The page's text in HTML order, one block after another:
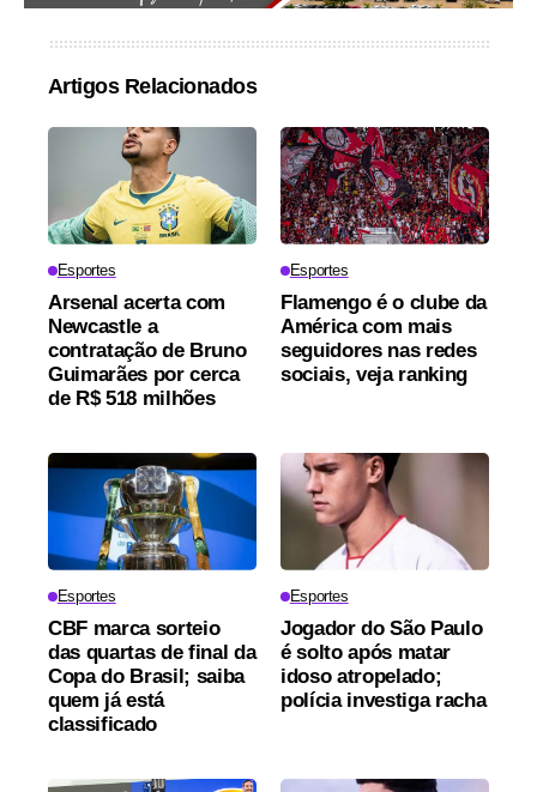
Artigos Relacionados
Esportes
Arsenal acerta com
Newcastle a
contratação de Bruno
Guimarães por cerca
de R$ 518 milhões
Esportes
Flamengo é o clube da
América com mais
seguidores nas redes
sociais, veja ranking
Esportes
CBF marca sorteio
das quartas de final da
Copa do Brasil; saiba
quem já está
classificado
Esportes
Jogador do São Paulo
é solto após matar
idoso atropelado;
polícia investiga racha